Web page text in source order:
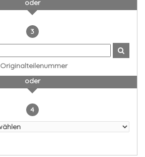
oder
3
Originalteilenummer
oder
4